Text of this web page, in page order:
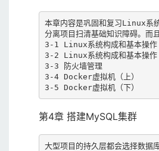
本章内容是巩固和复习Linux系
分离项目扫清基础知识障碍。而
3-1 Linux系统构成和基本操作
3-2 Linux系统构成和基本操作
3-3 防火墙管理
3-4 Docker虚拟机（上）
3-5 Docker虚拟机（下）
第4章 搭建MySQL集群
大型项目的持久层都会选择数